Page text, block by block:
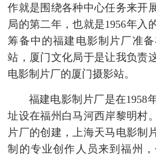
作就是围绕各种中心任务来开
局的第二年，也就是1956年入
筹备中的福建电影制片厂准
站，厦门文化局于是让我负责
电影制片厂的厦门摄影站。
福建电影制片厂是在1958
址设在福州白马河西岸黎明村
片厂的创建，上海天马电影制
制的专业创作人员来到福州